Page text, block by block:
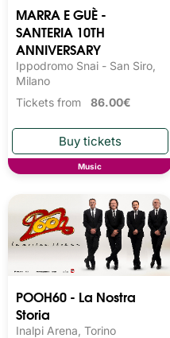
MARRA E GUÈ -
SANTERIA 10TH
ANNIVERSARY
Ippodromo Snai - San Siro,
Milano
Tickets from 86.00€
Music
POOH60 - La Nostra
Storia
Inalpi Arena, Torino